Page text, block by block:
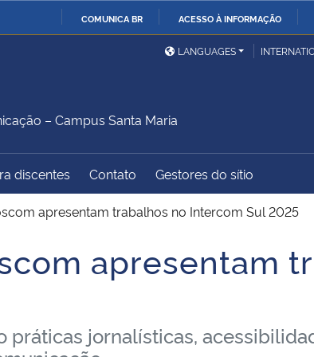
COMUNICA BR ACESSO À INFORMAÇÃO
da Defesa
Ministério das Relações
Exteriores
do
Regional
Controladoria-Geral da
União
Geral da União Banco Central do Brasil
LANGUAGES
– Campus Santa Maria
discentes Contato Gestores do sítio
apresentam trabalhos no Intercom Sul 2025
apresentam
práticas jornalísticas,